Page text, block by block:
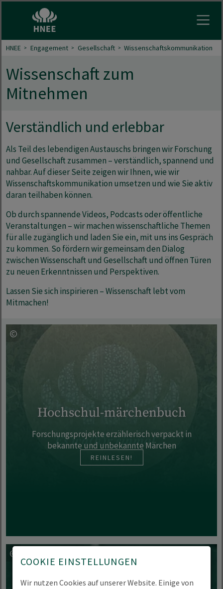
HNEE Engagement Gesellschaft Wissenschaftskommunikation
Wissenschaft zum
Mitnehmen
Verständlich und erlebbar
Als Teil des lebendigen Austauschs bringen wir Forschung
und Gesellschaft zusammen – verständlich, spannend und
nahbar. Auf dieser Seite zeigen wir Ihnen, wie wir
Wissenschaftskommunikation umsetzen und wie Sie aktiv
daran teilhaben können.
Ob durch spannende Videos, Podcasts oder öffentliche
Veranstaltungen – wir machen wissenschaftliche Themen
für alle zugänglich und laden Sie ein, mit uns ins Gespräch
zu kommen. So fördern wir gemeinsam den Dialog
zwischen Wissenschaft und Gesellschaft und öffnen Türen
zu neuen Erkenntnissen und Perspektiven.
Lassen Sie sich inspirieren – Wissenschaft lebt vom
Mitmachen!
Hochschul-märchenbuch
Forschungsprojekte erzählerisch verpackt in
bekannte und unbekannte Märchen
REINLESEN!
COOKIE EINSTELLUNGEN
Wir nutzen Cookies auf unserer Website. Einige von